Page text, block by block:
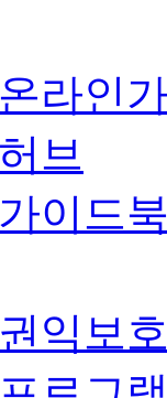
라인
브
이드
익보